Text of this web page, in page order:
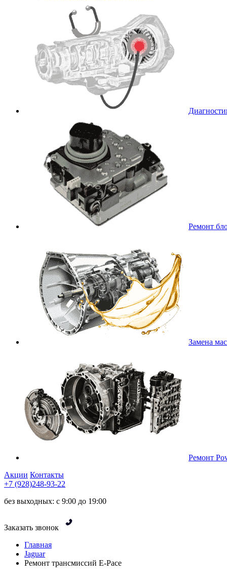
Ремонт
Замена
Ремонт
Акции Контакты
+7 (928)248-93-22
без выходных: с 9:00 до 19:00
Заказать звонок
Главная
Jaguar
Ремонт трансмиссий E-Pace